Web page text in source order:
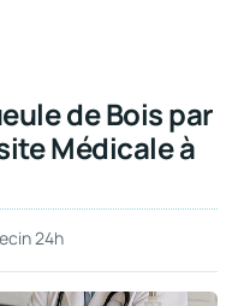
de Bois par
Médicale à
24h